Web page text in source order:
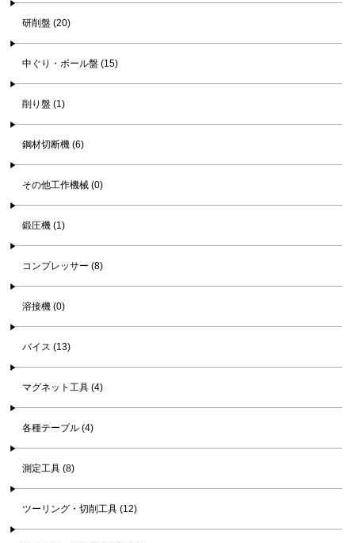
研削盤 (20)
中ぐり・ボール盤 (15)
削り盤 (1)
鋼材切断機 (6)
その他工作機械 (0)
鍛圧機 (1)
コンプレッサー (8)
溶接機 (0)
バイス (13)
マグネット工具 (4)
各種テーブル (4)
測定工具 (8)
ツーリング・切削工具 (12)